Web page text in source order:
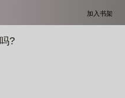
加入书架
?